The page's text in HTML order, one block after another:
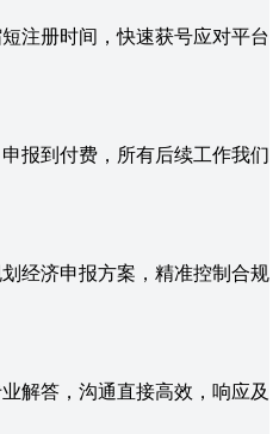
注册时间，快速获号应对平台
报到付费，所有后续工作我们
经济申报方案，精准控制合规
解答，沟通直接高效，响应及